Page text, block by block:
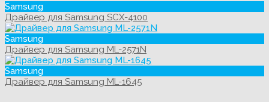
Samsung
Драйвер для Samsung SCX-4100
Samsung
Драйвер для Samsung ML-2571N
Samsung
Драйвер для Samsung ML-1645